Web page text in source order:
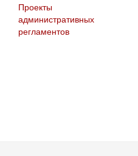
Проекты
административных
регламентов